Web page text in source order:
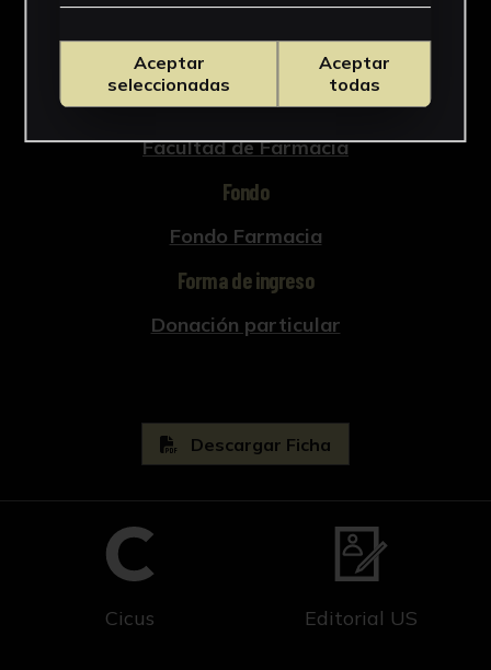
Cronología
Ubicación
Facultad de Farmacia
Fondo
Fondo Farmacia
Forma de ingreso
Donación particular
Descargar Ficha
Cicus Editorial US
Aceptar
seleccionadas
Aceptar
todas